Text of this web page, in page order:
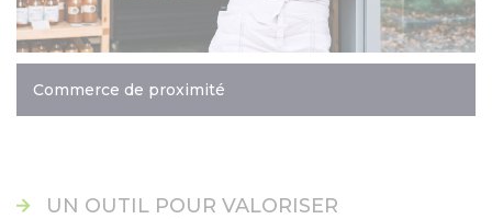
Commerce de proximité
UN OUTIL POUR VALORISER